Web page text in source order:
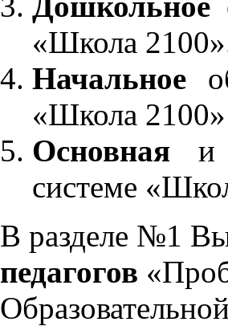
«Школа
Начальное
«Школа 2100»
Основнаяи
системе
В разделе №1
педагогов